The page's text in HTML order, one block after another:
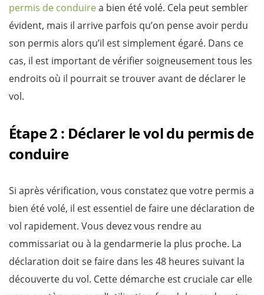
permis de conduirea bien été volé. Cela peut sembler
évident, mais il arrive parfois qu’on pense avoir perdu
son permis alors qu’il est simplement égaré. Dans ce
cas, il est important de vérifier soigneusement tous les
endroits où il pourrait se trouver avant de déclarer le
vol.
Étape 2 : Déclarer le vol du permis de
conduire
Si après vérification, vous constatez que votre permis a
bien été volé, il est essentiel de faire une déclaration de
vol rapidement. Vous devez vous rendre au
commissariat ou à la gendarmerie la plus proche. La
déclaration doit se faire dans les 48 heures suivant la
découverte du vol. Cette démarche est cruciale car elle